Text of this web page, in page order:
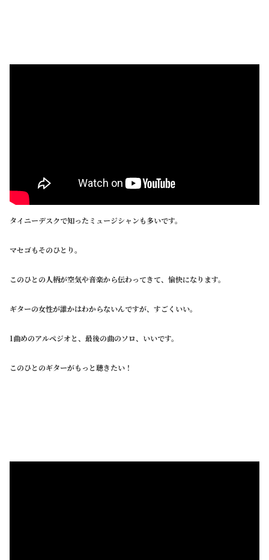
タイニーデスクで知ったミュージシャンも多いです。
マセゴもそのひとり。
このひとの人柄が空気や音楽から伝わってきて、愉快になります。
ギターの女性が誰かはわからないんですが、すごくいい。
1曲めのアルペジオと、最後の曲のソロ、いいです。
このひとのギターがもっと聴きたい！